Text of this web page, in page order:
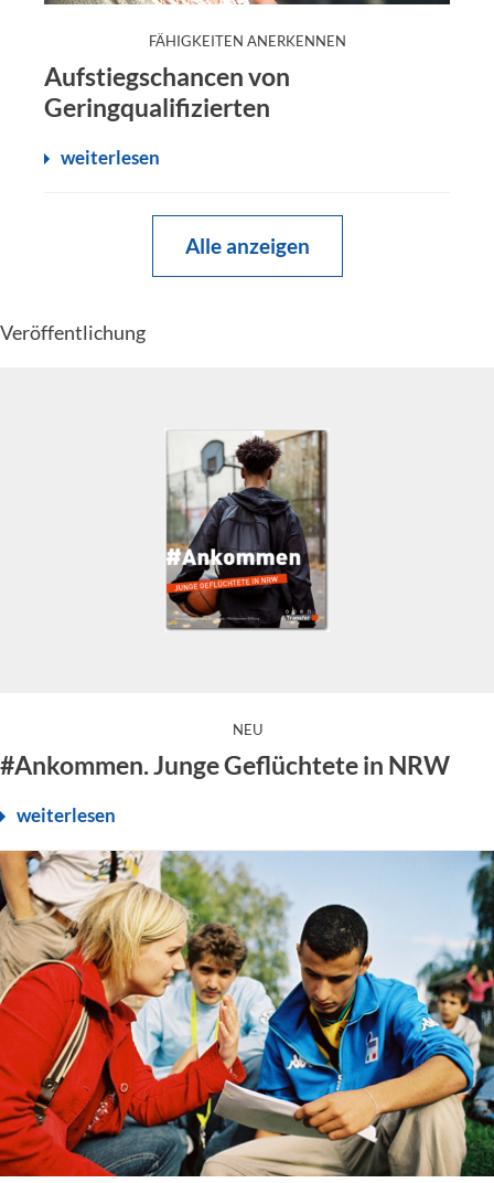
FÄHIGKEITEN ANERKENNEN:
Aufstiegschancen von
Geringqualifizierten
weiterlesen
Alle anzeigen
Veröffentlichung
NEU:
#Ankommen. Junge Geflüchtete in NRW
Das E-Book „#Ankommen. Junge Geflüchtete in NRW“ ist
weiterlesen